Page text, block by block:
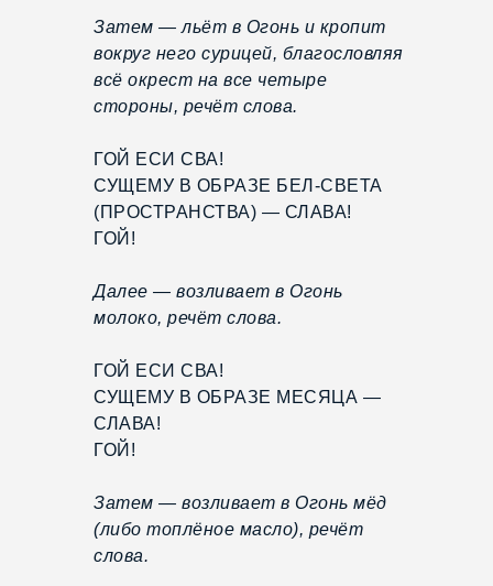
Затем — льёт в Огонь и кропит
вокруг него сурицей, благословляя
всё окрест на все четыре
стороны, речёт слова.
ГОЙ ЕСИ СВА!
СУЩЕМУ В ОБРАЗЕ БЕЛ-СВЕТА
(ПРОСТРАНСТВА) — СЛАВА!
ГОЙ!
Далее — возливает в Огонь
молоко, речёт слова.
ГОЙ ЕСИ СВА!
СУЩЕМУ В ОБРАЗЕ МЕСЯЦА —
СЛАВА!
ГОЙ!
Затем — возливает в Огонь мёд
(либо топлёное масло), речёт
слова.